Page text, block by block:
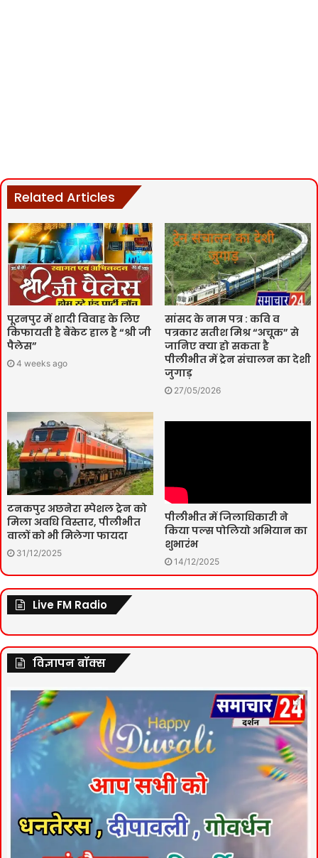
Related Articles
पूरनपुर में शादी विवाह के लिए
किफायती है बैंकेट हाल है “श्री जी
पैलेस”
4 weeks ago
सांसद के नाम पत्र : कवि व
पत्रकार सतीश मिश्र “अचूक” से
जानिए क्या हो सकता है
पीलीभीत में ट्रेन संचालन का देशी
जुगाड़
27/05/2026
टनकपुर अछनेरा स्पेशल ट्रेन को
मिला अवधि विस्तार, पीलीभीत
वालों को भी मिलेगा फायदा
31/12/2025
पीलीभीत में जिलाधिकारी ने
किया पल्स पोलियो अभियान का
शुभारंभ
14/12/2025
Live FM Radio
विज्ञापन बॉक्स